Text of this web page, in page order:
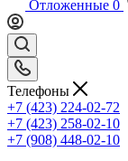
Отложенные 0
Телефоны
+7 (423) 224-02-72
+7 (423) 258-02-10
+7 (908) 448-02-10